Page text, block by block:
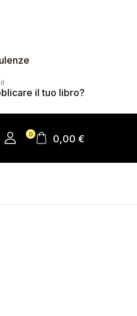
il tuo libro?
0 0,00 €